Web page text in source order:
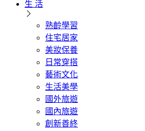
生 活
熟齡學習
住宅居家
美妝保養
日常穿搭
藝術文化
生活美學
國外旅遊
國內旅遊
創新善終